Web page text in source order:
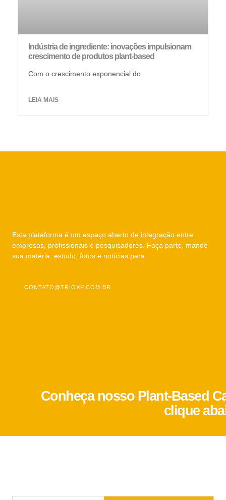
Indústria de ingrediente: inovações impulsionam
crescimento de produtos plant-based
Com o crescimento exponencial do
LEIA MAIS
Esta plataforma é um espaço aberto de integração entre
empresas, profissionais e pesquisadores. Faça parte, mande
sua matéria, estudo, fotos e notícias para
CONTATO@TRIOXP.COM.BR
Conheça nosso Plant-Based
clique